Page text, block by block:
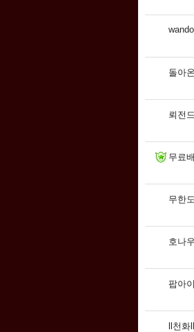
wando
돌아
뢰전드
무료
무한
호나
팝아이
ll천화ll